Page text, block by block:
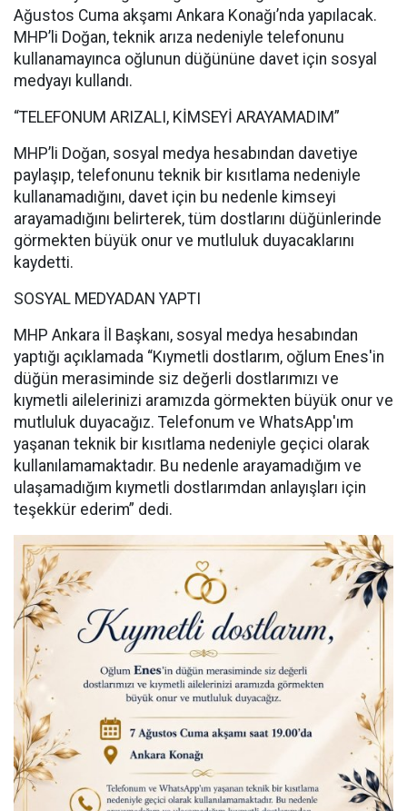
Ağustos Cuma akşamı Ankara Konağı’nda yapılacak.
MHP’li Doğan, teknik arıza nedeniyle telefonunu
kullanamayınca oğlunun düğününe davet için sosyal
medyayı kullandı.
“TELEFONUM ARIZALI, KİMSEYİ ARAYAMADIM”
MHP’li Doğan, sosyal medya hesabından davetiye
paylaşıp, telefonunu teknik bir kısıtlama nedeniyle
kullanamadığını, davet için bu nedenle kimseyi
arayamadığını belirterek, tüm dostlarını düğünlerinde
görmekten büyük onur ve mutluluk duyacaklarını
kaydetti.
SOSYAL MEDYADAN YAPTI
MHP Ankara İl Başkanı, sosyal medya hesabından
yaptığı açıklamada “Kıymetli dostlarım, oğlum Enes'in
düğün merasiminde siz değerli dostlarımızı ve
kıymetli ailelerinizi aramızda görmekten büyük onur ve
mutluluk duyacağız. Telefonum ve WhatsApp'ım
yaşanan teknik bir kısıtlama nedeniyle geçici olarak
kullanılamamaktadır. Bu nedenle arayamadığım ve
ulaşamadığım kıymetli dostlarımdan anlayışları için
teşekkür ederim” dedi.